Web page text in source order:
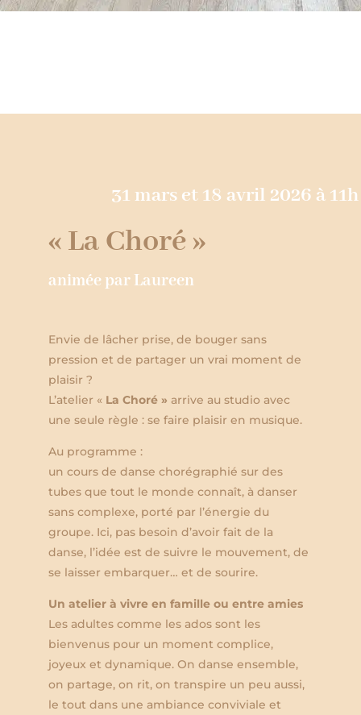
31 mars et 18 avril 2026 à 11h
« La Choré »
animée par Laureen
Envie de lâcher prise, de bouger sans
pression et de partager un vrai moment de
plaisir ?
L’atelier « La Choré » arrive au studio avec
une seule règle : se faire plaisir en musique.
Au programme :
un cours de danse chorégraphié sur des
tubes que tout le monde connaît, à danser
sans complexe, porté par l’énergie du
groupe. Ici, pas besoin d’avoir fait de la
danse, l’idée est de suivre le mouvement, de
se laisser embarquer… et de sourire.
Un atelier à vivre en famille ou entre amies
Les adultes comme les ados sont les
bienvenus pour un moment complice,
joyeux et dynamique. On danse ensemble,
on partage, on rit, on transpire un peu aussi,
le tout dans une ambiance conviviale et